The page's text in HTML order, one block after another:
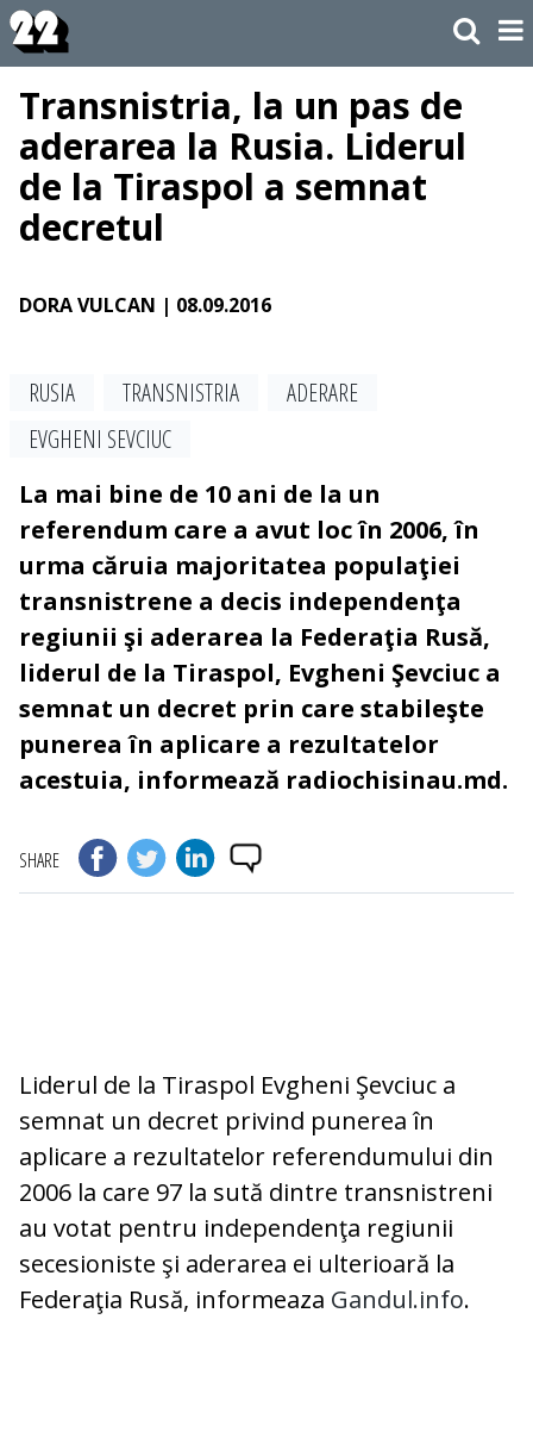
Transnistria, la un pas de
aderarea la Rusia. Liderul
de la Tiraspol a semnat
decretul
DORA VULCAN | 08.09.2016
RUSIA TRANSNISTRIA
ADERARE
EVGHENI SEVCIUC
La mai bine de 10 ani de la un
referendum care a avut loc în 2006, în
urma căruia majoritatea populaţiei
transnistrene a decis independenţa
regiunii şi aderarea la Federaţia Rusă,
liderul de la Tiraspol, Evgheni Şevciuc a
semnat un decret prin care stabileşte
punerea în aplicare a rezultatelor
acestuia, informează radiochisinau.md.
SHARE
Liderul de la Tiraspol Evgheni Şevciuc a
semnat un decret privind punerea în
aplicare a rezultatelor referendumului din
2006 la care 97 la sută dintre transnistreni
au votat pentru independenţa regiunii
secesioniste şi aderarea ei ulterioară la
Federaţia Rusă, informeaza Gandul.info.